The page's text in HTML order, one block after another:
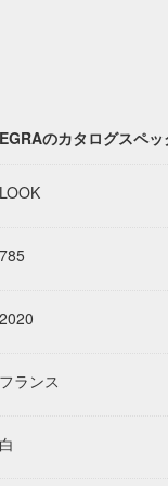
のカタログスペッ
LOOK
785
2020
フランス
白